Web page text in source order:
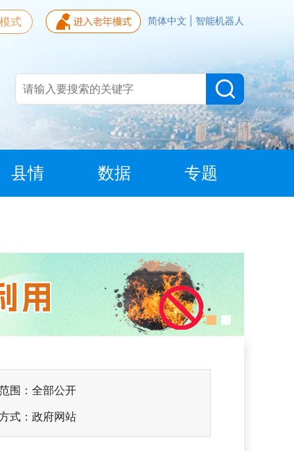
简体中文 智能机器人
式
县情 数据 专题
围：全部公开
式：政府网站